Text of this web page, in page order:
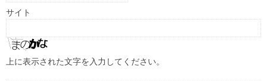
サイト
上に表示された文字を入力してください。